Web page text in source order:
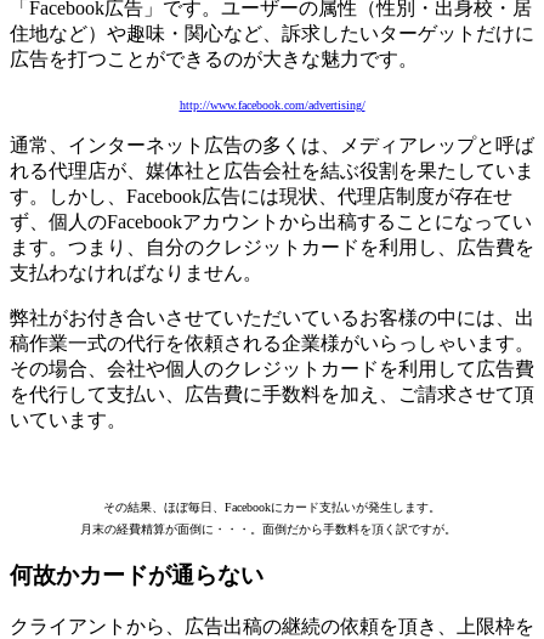
「Facebook広告」です。ユーザーの属性（性別・出身校・居
住地など）や趣味・関心など、訴求したいターゲットだけに
広告を打つことができるのが大きな魅力です。
http://www.facebook.com/advertising/
通常、インターネット広告の多くは、メディアレップと呼ば
れる代理店が、媒体社と広告会社を結ぶ役割を果たしていま
す。しかし、Facebook広告には現状、代理店制度が存在せ
ず、個人のFacebookアカウントから出稿することになってい
ます。つまり、自分のクレジットカードを利用し、広告費を
支払わなければなりません。
弊社がお付き合いさせていただいているお客様の中には、出
稿作業一式の代行を依頼される企業様がいらっしゃいます。
その場合、会社や個人のクレジットカードを利用して広告費
を代行して支払い、広告費に手数料を加え、ご請求させて頂
いています。
その結果、ほぼ毎日、Facebookにカード支払いが発生します。
月末の経費精算が面倒に・・・。面倒だから手数料を頂く訳ですが。
何故かカードが通らない
クライアントから、広告出稿の継続の依頼を頂き、上限枠を